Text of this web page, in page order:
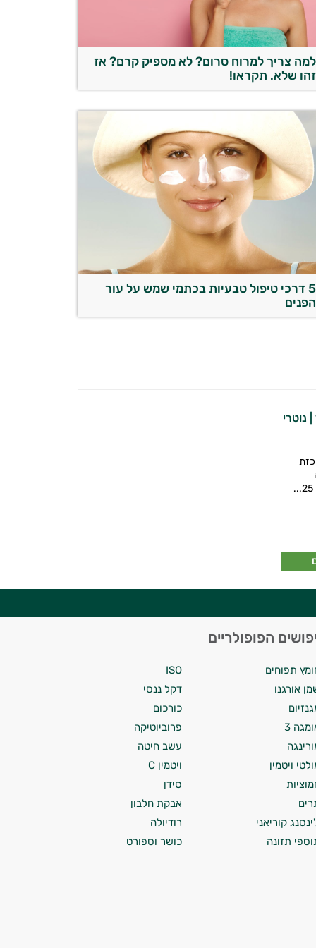
למה צריך למרוח סרום? לא מספיק קרם? אז
זהו שלא. תקראו!
5 דרכי טיפול טבעיות בכתמי שמש על עור
הפנים
מיליארד | נוטרי
הפופולריים
תפוחים
ISO
אורגנו
דקל ננסי
כורכום
3
פרוביוטיקה
עשב חיטה
ויטמין
ויטמין C
סידן
אבקת חלבון
קוריאני
רודיולה
תזונה
כושר וספורט